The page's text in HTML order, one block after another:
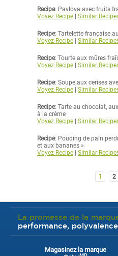
Recipe: Pavlova avec fruits
Voyez Recipe
Similar
Recipe: Tartelette française
Voyez Recipe
Similar
Recipe: Tourte aux mûres
Voyez Recipe
Similar
Recipe: Soupe aux cerises
Voyez Recipe
Similar
Recipe: Tarte au chocolat,
à la crème
Voyez Recipe
Similar
Recipe: Pouding de pain
et aux bananes »
Voyez Recipe
Similar
1 2
La promesse de la
performance,
Magasinez la marque